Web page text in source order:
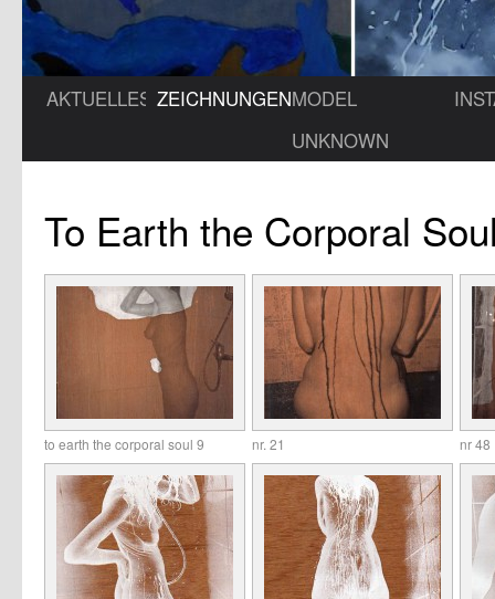
AKTUELLES ZEICHNUNGENMODEL
UNKNOWN
To Earth the Corporal
to earth the corporal soul 9 nr. 21 nr 48